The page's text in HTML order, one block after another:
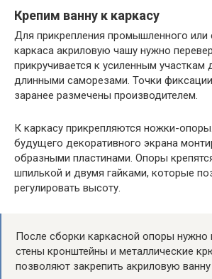
Крепим ванну к каркасу
Для прикрепления промышленного или
каркаса акриловую чашу нужно
прикручивается к усиленным участкам
длинными саморезами. Точки
заранее размечены производителем.
К каркасу прикрепляются ножки-
будущего декоративного экрана
образными пластинами. Опоры
шпилькой и двумя гайками, которые
регулировать высоту.
После сборки каркасной опоры нужно
стены кронштейны и металлические
позволяют закрепить акриловую ванну